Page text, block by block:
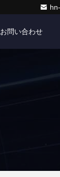
お問い合わせ